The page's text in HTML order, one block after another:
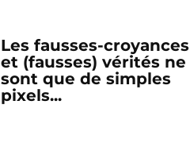
Les fausses-croyances
et (fausses) vérités ne
sont que de simples
pixels...